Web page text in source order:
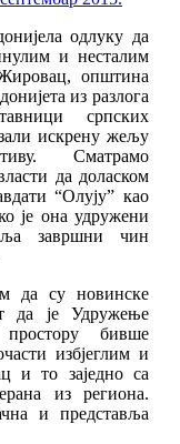
одлуку да
и несталим
општина
из разлога
српских
искрену жељу
Сматрамо
да доласком
“Олују” као
је она удружени
завршни чин
да су новинске
да је Удружење
бивше
избјеглим и
и то заједно са
из региона.
и представља